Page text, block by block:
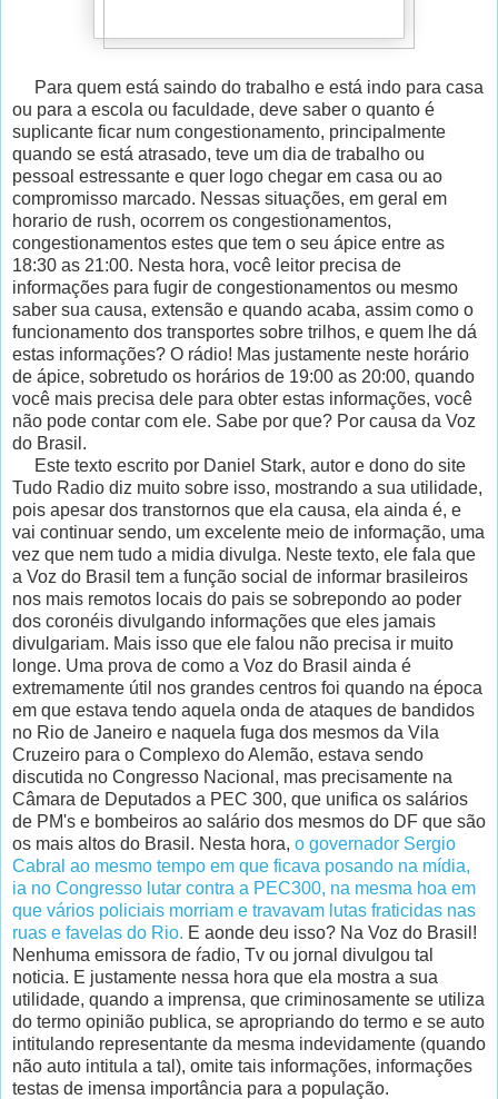
Para quem está saindo do trabalho e está indo para casa
ou para a escola ou faculdade, deve saber o quanto é
suplicante ficar num congestionamento, principalmente
quando se está atrasado, teve um dia de trabalho ou
pessoal estressante e quer logo chegar em casa ou ao
compromisso marcado. Nessas situações, em geral em
horario de rush, ocorrem os congestionamentos,
congestionamentos estes que tem o seu ápice entre as
18:30 as 21:00. Nesta hora, você leitor precisa de
informações para fugir de congestionamentos ou mesmo
saber sua causa, extensão e quando acaba, assim como o
funcionamento dos transportes sobre trilhos, e quem lhe dá
estas informações? O rádio! Mas justamente neste horário
de ápice, sobretudo os horários de 19:00 as 20:00, quando
você mais precisa dele para obter estas informações, você
não pode contar com ele. Sabe por que? Por causa da Voz
do Brasil.
Este texto escrito por Daniel Stark, autor e dono do site
Tudo Radio diz muito sobre isso, mostrando a sua utilidade,
pois apesar dos transtornos que ela causa, ela ainda é, e
vai continuar sendo, um excelente meio de informação, uma
vez que nem tudo a midia divulga. Neste texto, ele fala que
a Voz do Brasil tem a função social de informar brasileiros
nos mais remotos locais do pais se sobrepondo ao poder
dos coronéis divulgando informações que eles jamais
divulgariam. Mais isso que ele falou não precisa ir muito
longe. Uma prova de como a Voz do Brasil ainda é
extremamente útil nos grandes centros foi quando na época
em que estava tendo aquela onda de ataques de bandidos
no Rio de Janeiro e naquela fuga dos mesmos da Vila
Cruzeiro para o Complexo do Alemão, estava sendo
discutida no Congresso Nacional, mas precisamente na
Câmara de Deputados a PEC 300, que unifica os salários
de PM's e bombeiros ao salário dos mesmos do DF que são
os mais altos do Brasil. Nesta hora, o governador Sergio
Cabral ao mesmo tempo em que ficava posando na mídia,
ia no Congresso lutar contra a PEC300, na mesma hoa em
que vários policiais morriam e travavam lutas fraticidas nas
ruas e favelas do Rio. E aonde deu isso? Na Voz do Brasil!
Nenhuma emissora de ŕadio, Tv ou jornal divulgou tal
noticia. E justamente nessa hora que ela mostra a sua
utilidade, quando a imprensa, que criminosamente se utiliza
do termo opinião publica, se apropriando do termo e se auto
intitulando representante da mesma indevidamente (quando
não auto intitula a tal), omite tais informações, informações
testas de imensa importância para a população.